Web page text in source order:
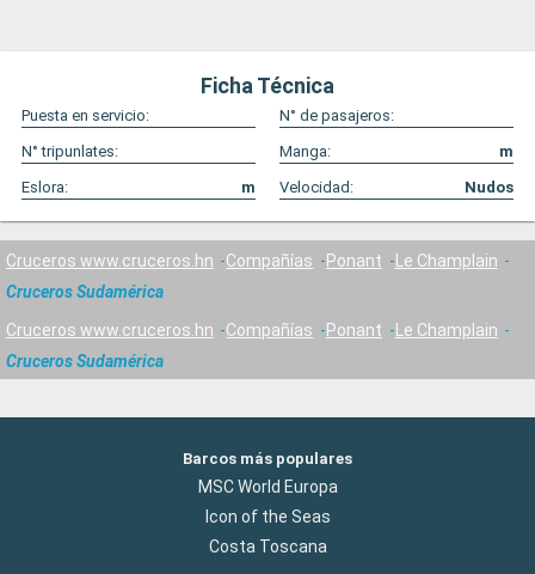
Ficha Técnica
Puesta en servicio:
N° de pasajeros:
N° tripunlates:
Manga:
m
Eslora:
m Velocidad: Nudos
Cruceros www.cruceros.hn Compañías Ponant
Le Champlain
Cruceros Sudamérica
Cruceros www.cruceros.hn Compañías Ponant
Le Champlain
Cruceros Sudamérica
Barcos más populares
MSC World Europa
Icon of the Seas
Costa Toscana